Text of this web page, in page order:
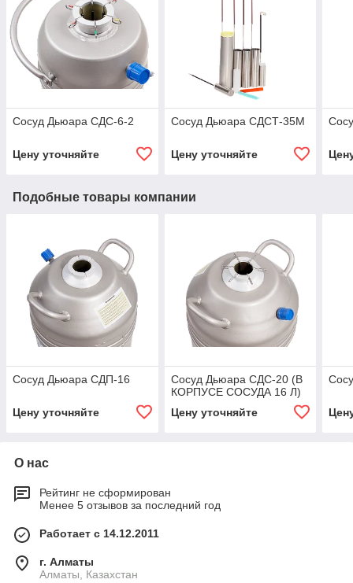
Сосуд Дьюара СДС-6-2
Цену уточняйте
Сосуд Дьюара СДСТ-35М
Цену уточняйте
Подобные товары компании
Сосуд Дьюара СДП-16
Цену уточняйте
Сосуд Дьюара СДС-20 (В
КОРПУСЕ СОСУДА 16 Л)
Цену уточняйте
О нас
Рейтинг не сформирован
Менее 5 отзывов за последний год
Работает с 14.12.2011
г. Алматы
Алматы, Казахстан